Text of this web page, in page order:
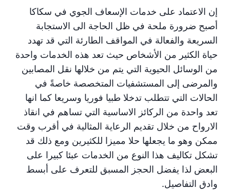
إن الاعتماد على خدمات الإسعاف الجوي في سكاكا
أصبح ضرورة ملحة في ظل الحاجة الى الاستجابة
السريعة والفعالة في المواقف الطارئة التي قد تهدد
حياة الكثير من الأشخاص حيث تعد هذه الخدمات واحدة
من الوسائل الحيوية التي يتم من خلالها نقل المصابين
والمرضى إلى المستشفيات المتخصصة خاصةً في
الحالات التي تتطلب تدخلا طبيا فوريا وسريعا كما انها
تعد واحدة من الركائز الاساسية التي تساهم في انقاذ
الارواح من خلال تقديم الرعاية المثالية في أقرب وقت
ممكن وهو ما يجعلها حلا مميزا للكثيرين ومع ذلك قد
تشكل تكاليف هذا النوع من الخدمات عبئا كبيرا على
البعض لذا يفضل الحجز المسبق للتعرف على أبسط
وادق التفاصيل.